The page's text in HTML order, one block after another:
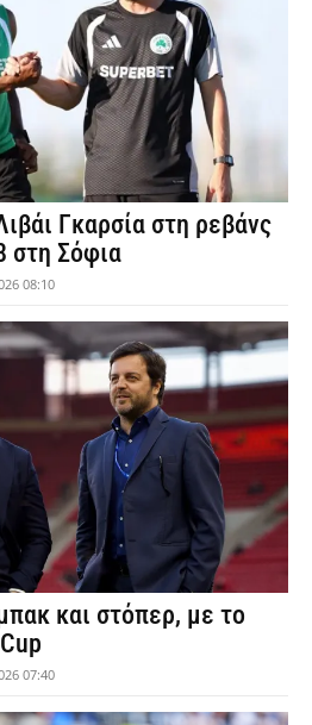
Γκαρσία στη ρεβάνς
στη Σόφια
08:10
και στόπερ, με το
07:40